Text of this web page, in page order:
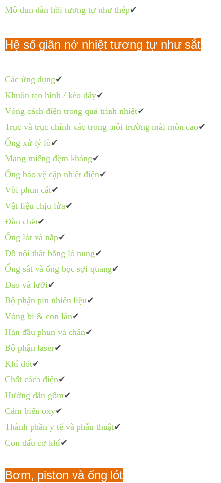
Mô đun đàn hồi tương tự như thép✔
Hệ số giãn nở nhiệt tương tự như sắt
Các ứng dụng✔
Khuôn tạo hình / kéo dây✔
Vòng cách điện trong quá trình nhiệt✔
Trục và trục chính xác trong môi trường mài mòn cao✔
Ống xử lý lò✔
Mang miếng đệm kháng✔
Ống bảo vệ cặp nhiệt điện✔
Vòi phun cát✔
Vật liệu chịu lửa✔
Đùn chết✔
Ống lót và nắp✔
Đồ nội thất bằng lò nung✔
Ống sắt và ống bọc sợi quang✔
Dao và lưỡi✔
Bộ phận pin nhiên liệu✔
Vòng bi & con lăn✔
Hàn đầu phun và chân✔
Bộ phận laser✔
Khí đốt✔
Chất cách điện✔
Hướng dẫn gốm✔
Cảm biến oxy✔
Thành phần y tế và phẫu thuật✔
Con dấu cơ khí✔
Bơm, piston và ống lót